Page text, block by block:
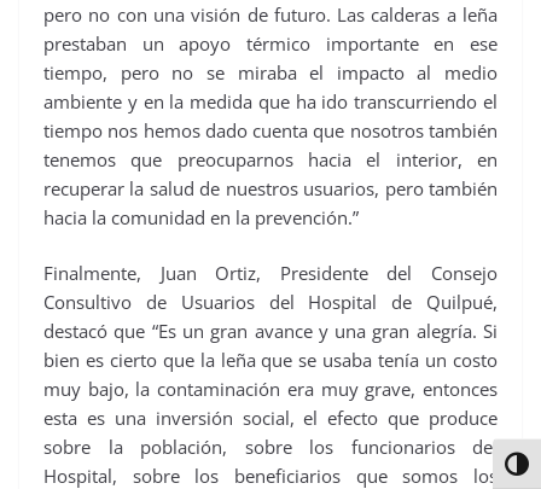
pero no con una visión de futuro. Las calderas a leña
prestaban un apoyo térmico importante en ese
tiempo, pero no se miraba el impacto al medio
ambiente y en la medida que ha ido transcurriendo el
tiempo nos hemos dado cuenta que nosotros también
tenemos que preocuparnos hacia el interior, en
recuperar la salud de nuestros usuarios, pero también
hacia la comunidad en la prevención.”
Finalmente, Juan Ortiz, Presidente del Consejo
Consultivo de Usuarios del Hospital de Quilpué,
destacó que “Es un gran avance y una gran alegría. Si
bien es cierto que la leña que se usaba tenía un costo
muy bajo, la contaminación era muy grave, entonces
esta es una inversión social, el efecto que produce
sobre la población, sobre los funcionarios del
Hospital, sobre los beneficiarios que somos los